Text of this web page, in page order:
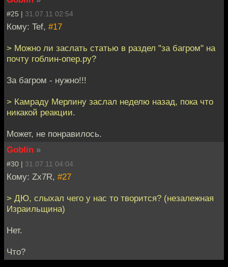
#25 | 31.07.11 02:54
Кому: Tef, #17
> Можно ли заслать статью в раздел "за багром" на
почту гоблин-опер.ру?
За багром - нужно!!!
> Камраду Мерлину заслал неделю назад, пока что
никакой реакции.
Может, не понравилось.
Goblin »
#30 | 31.07.11 04:04
Кому: Zx7R, #27
> ДЮ, слыхал чего у нас то творится? (незалежная
Израильщина)
Нет.
Что?